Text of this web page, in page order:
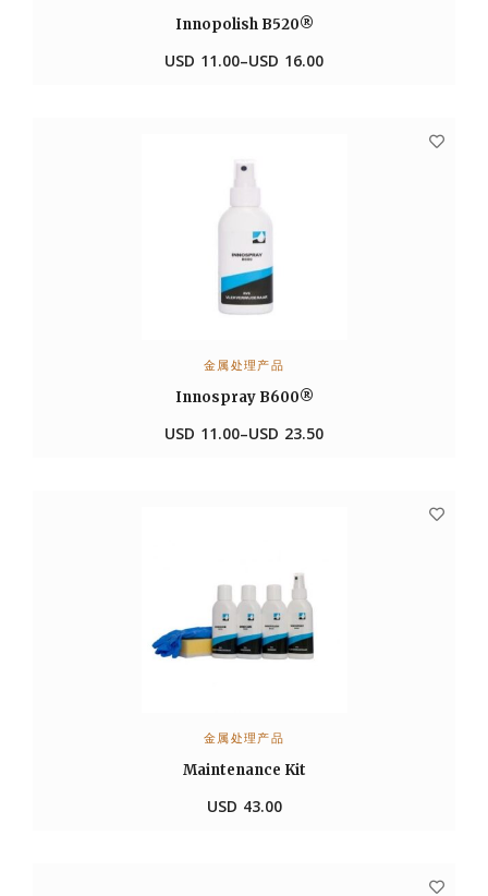
Innopolish B520®
USD 11.00–USD 16.00
选择选项
金属处理产品
Innospray B600®
USD 11.00–USD 23.50
加入购物车
金属处理产品
Maintenance Kit
USD 43.00